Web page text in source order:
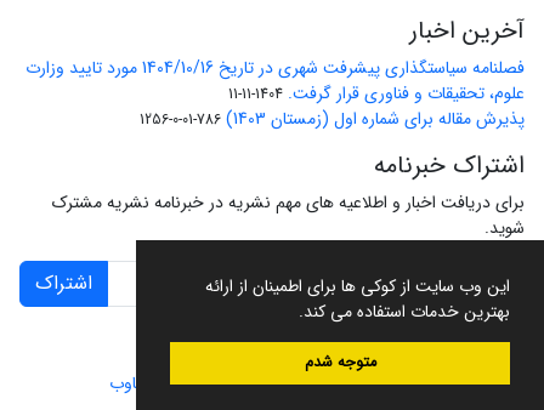
این وب سایت از کوکی ها برای اطمینان از ارائه
بهترین خدمات استفاده می کند.
متوجه شدم
آخرین اخبار
فصلنامه سیاستگذاری پیشرفت شهری در تاریخ 1404/10/16 مورد تایید وزارت
علوم، تحقیقات و فناوری قرار گرفت. 1404-11-11
پذیرش مقاله برای شماره اول (زمستان 1403) 786-01-0-1256
اشتراک خبرنامه
برای دریافت اخبار و اطلاعیه های مهم نشریه در خبرنامه نشریه مشترک
شوید.
اشتراک
سامانه مدیریت نشریات علمی.طراحی و پیاده سازی از سیناوب